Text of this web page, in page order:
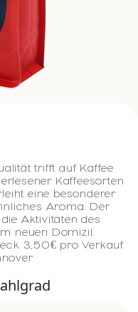
trifft auf Kaffee
Kaffeesorten
eine besonderer
Aroma. Der
Aktivitäten des
neuen Domizil.
3,50€ pro Verkauf